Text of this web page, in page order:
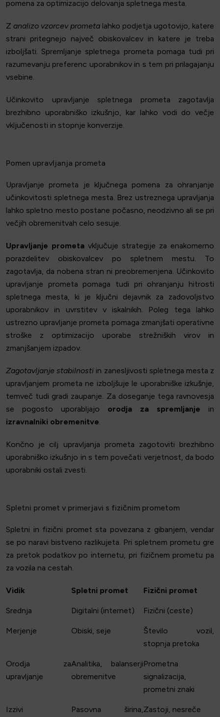
pomena za optimizacijo delovanja spletnega mesta.
Z analizo vzorcev prometa lahko podjetja ugotovijo, katere
strani pritegnejo največ obiskovalcev in katere je treba
izboljšati. Spremljanje spletnega prometa pomaga tudi pri
razumevanju preferenc uporabnikov in s tem pri prilagajanju
vsebine.
Učinkovito upravljanje spletnega prometa zagotavlja
brezhibno uporabniško izkušnjo, kar lahko vodi do večje
vključenosti in stopnje konverzije.
Pomen upravljanja prometa
Upravljanje prometa je ključnega pomena za ohranjanje
učinkovitosti spletnega mesta. Brez ustreznega upravljanja
lahko spletno mesto postane počasno, neodzivno ali se pri
večjih obremenitvah celo sesuje.
Upravljanje prometa vključuje strategije za enakomerno
porazdelitev obiskovalcev po spletnem mestu. To
zagotavlja, da nobena stran ni preobremenjena. Učinkovito
upravljanje prometa pomaga tudi pri ohranjanju hitrosti
spletnega mesta, ki je ključni dejavnik za zadovoljstvo
uporabnikov in uvrstitev v iskalnikih. Poleg tega lahko
ustrezno upravljanje prometa pomaga zmanjšati operativne
stroške z optimizacijo uporabe strežniških virov in
zmanjšanjem izpadov.
Zagotavljanje stabilnosti in zanesljivosti spletnega mesta z
upravljanjem prometa ne izboljšuje le uporabniške izkušnje,
temveč tudi gradi zaupanje. Za doseganje tega ravnovesja
se pogosto uporabljajo orodja za spremljanje in
izravnalniki obremenitve.
Končno je cilj upravljanja prometa zagotoviti brezhibno
uporabniško izkušnjo in s tem povečati verjetnost, da bodo
uporabniki ostali zvesti.
Spletni promet v primerjavi s fizičnim prometom
Spletni in fizični promet sta povezana z gibanjem, vendar
se po naravi bistveno razlikujeta. Pri spletnem prometu gre
za pretok podatkov po internetu, pri fizičnem prometu pa
za vozila na cestah.
Vidik Spletni promet Fizični promet
Srednja Digitalni (internet) Fizični (ceste)
Merjenje Obiski, seje
Število vozil,
stopnja pretoka
Orodja za
upravljanje
Analitika, balanserji
obremenitve
Prometna
signalizacija,
prometni znaki
Izzivi
Pasovna širina,Zastoji, nesreče